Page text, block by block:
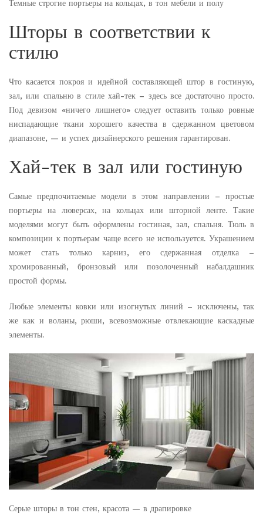
Темные строгие портьеры на кольцах, в тон мебели и полу
Шторы в соответствии к
стилю
Что касается покроя и идейной составляющей штор в гостиную,
зал, или спальню в стиле хай-тек – здесь все достаточно просто.
Под девизом «ничего лишнего» следует оставить только ровные
ниспадающие ткани хорошего качества в сдержанном цветовом
диапазоне, — и успех дизайнерского решения гарантирован.
Хай-тек в зал или гостиную
Самые предпочитаемые модели в этом направлении – простые
портьеры на люверсах, на кольцах или шторной ленте. Такие
моделями могут быть оформлены гостиная, зал, спальня. Тюль в
композиции к портьерам чаще всего не используется. Украшением
может стать только карниз, его сдержанная отделка –
хромированный, бронзовый или позолоченный набалдашник
простой формы.
Любые элементы ковки или изогнутых линий – исключены, так
же как и воланы, рюши, всевозможные отвлекающие каскадные
элементы.
Серые шторы в тон стен, красота — в драпировке